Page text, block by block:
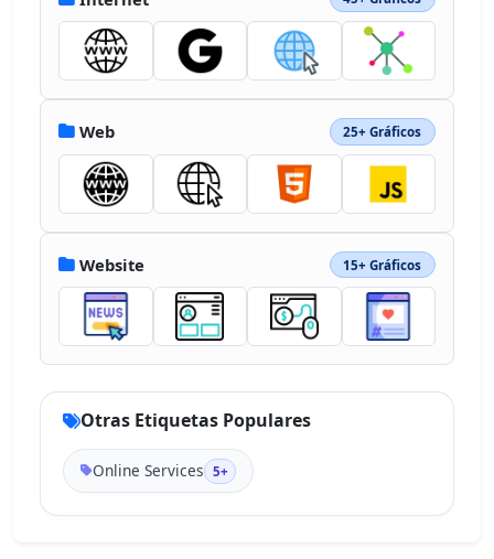
Web 25+ Gráficos
Website 15+ Gráficos
Otras Etiquetas Populares
Online Services 5+